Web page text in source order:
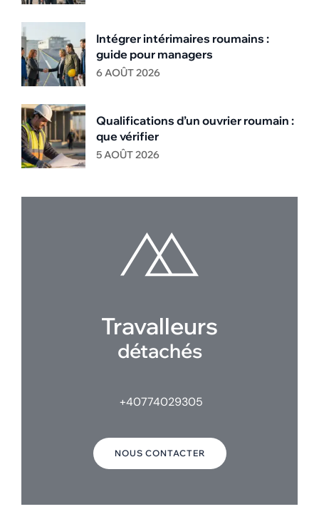
Intégrer intérimaires roumains :
guide pour managers
6 AOÛT 2026
Qualifications d’un ouvrier roumain :
que vérifier
5 AOÛT 2026
Travalleurs
détachés
+40774029305
NOUS CONTACTER